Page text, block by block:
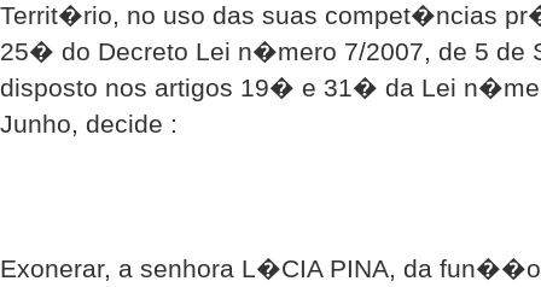
Territ�rio, no uso das suas compet�ncias
25� do Decreto Lei n�mero 7/2007, de 5 de
disposto nos artigos 19� e 31� da Lei
Junho, decide :
Exonerar, a senhora L�CIA PINA, da